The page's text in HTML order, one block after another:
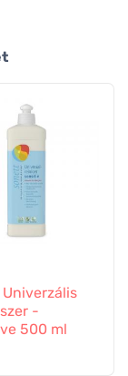
-
500 ml